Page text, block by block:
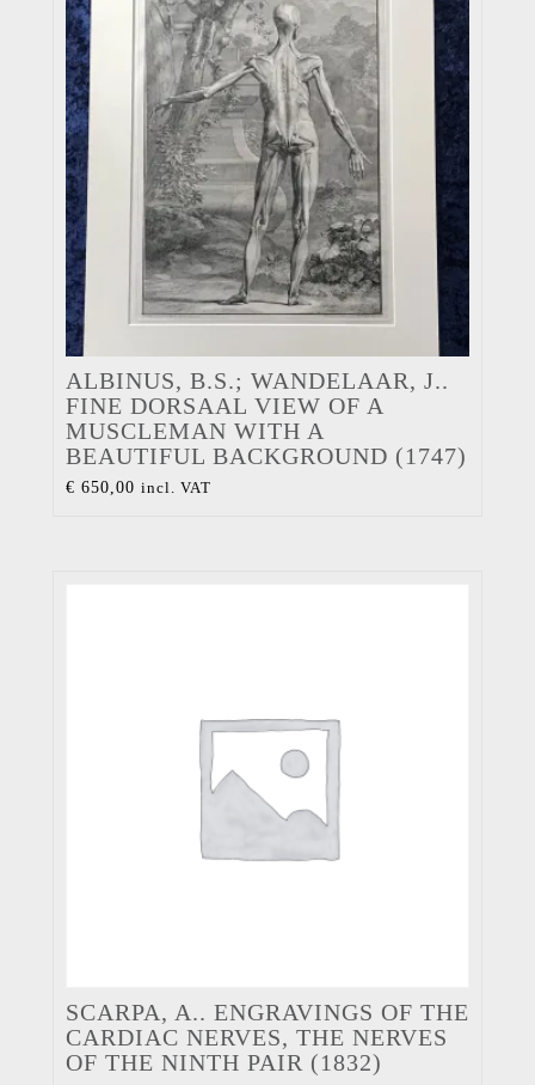
ALBINUS, B.S.; WANDELAAR, J..
FINE DORSAAL VIEW OF A
MUSCLEMAN WITH A
BEAUTIFUL BACKGROUND (1747)
€ 650,00 incl. VAT
SCARPA, A.. ENGRAVINGS OF THE
CARDIAC NERVES, THE NERVES
OF THE NINTH PAIR (1832)